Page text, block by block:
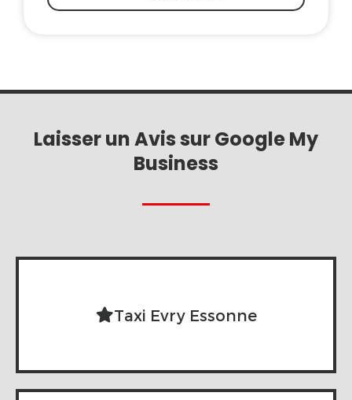
Laisser un Avis sur Google My
Business
Taxi Evry Essonne